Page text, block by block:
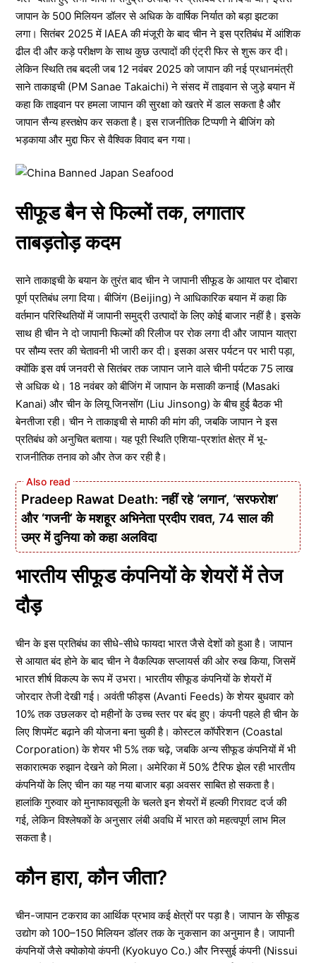
जापान के 500 मिलियन डॉलर से अधिक के वार्षिक निर्यात को बड़ा झटका
लगा। सितंबर 2025 में IAEA की मंजूरी के बाद चीन ने इस प्रतिबंध में आंशिक
ढील दी और कड़े परीक्षण के साथ कुछ उत्पादों की एंट्री फिर से शुरू कर दी।
लेकिन स्थिति तब बदली जब 12 नवंबर 2025 को जापान की नई प्रधानमंत्री
साने ताकाइची (PM Sanae Takaichi) ने संसद में ताइवान से जुड़े बयान में
कहा कि ताइवान पर हमला जापान की सुरक्षा को खतरे में डाल सकता है और
जापान सैन्य हस्तक्षेप कर सकता है। इस राजनीतिक टिप्पणी ने बीजिंग को
भड़काया और मुद्दा फिर से वैश्विक विवाद बन गया।
सीफूड बैन से फिल्मों तक, लगातार
ताबड़तोड़ कदम
साने ताकाइची के बयान के तुरंत बाद चीन ने जापानी सीफूड के आयात पर दोबारा
पूर्ण प्रतिबंध लगा दिया। बीजिंग (Beijing) ने आधिकारिक बयान में कहा कि
वर्तमान परिस्थितियों में जापानी समुद्री उत्पादों के लिए कोई बाजार नहीं है। इसके
साथ ही चीन ने दो जापानी फिल्मों की रिलीज पर रोक लगा दी और जापान यात्रा
पर सौम्य स्तर की चेतावनी भी जारी कर दी। इसका असर पर्यटन पर भारी पड़ा,
क्योंकि इस वर्ष जनवरी से सितंबर तक जापान जाने वाले चीनी पर्यटक 75 लाख
से अधिक थे। 18 नवंबर को बीजिंग में जापान के मसाकी कनाई (Masaki
Kanai) और चीन के लियू जिनसोंग (Liu Jinsong) के बीच हुई बैठक भी
बेनतीजा रही। चीन ने ताकाइची से माफी की मांग की, जबकि जापान ने इस
प्रतिबंध को अनुचित बताया। यह पूरी स्थिति एशिया-प्रशांत क्षेत्र में भू-
राजनीतिक तनाव को और तेज कर रही है।
Pradeep Rawat Death: नहीं रहे ‘लगान’, ‘सरफरोश’
और ‘गजनी’ के मशहूर अभिनेता प्रदीप रावत, 74 साल की
उम्र में दुनिया को कहा अलविदा
भारतीय सीफूड कंपनियों के शेयरों में तेज
दौड़
चीन के इस प्रतिबंध का सीधे-सीधे फायदा भारत जैसे देशों को हुआ है। जापान
से आयात बंद होने के बाद चीन ने वैकल्पिक सप्लायर्स की ओर रुख किया, जिसमें
भारत शीर्ष विकल्प के रूप में उभरा। भारतीय सीफूड कंपनियों के शेयरों में
जोरदार तेजी देखी गई। अवंती फीड्स (Avanti Feeds) के शेयर बुधवार को
10% तक उछलकर दो महीनों के उच्च स्तर पर बंद हुए। कंपनी पहले ही चीन के
लिए शिपमेंट बढ़ाने की योजना बना चुकी है। कोस्टल कॉर्पोरेशन (Coastal
Corporation) के शेयर भी 5% तक चढ़े, जबकि अन्य सीफूड कंपनियों में भी
सकारात्मक रुझान देखने को मिला। अमेरिका में 50% टैरिफ झेल रही भारतीय
कंपनियों के लिए चीन का यह नया बाजार बड़ा अवसर साबित हो सकता है।
हालांकि गुरुवार को मुनाफावसूली के चलते इन शेयरों में हल्की गिरावट दर्ज की
गई, लेकिन विश्लेषकों के अनुसार लंबी अवधि में भारत को महत्वपूर्ण लाभ मिल
सकता है।
कौन हारा, कौन जीता?
चीन-जापान टकराव का आर्थिक प्रभाव कई क्षेत्रों पर पड़ा है। जापान के सीफूड
उद्योग को 100–150 मिलियन डॉलर तक के नुकसान का अनुमान है। जापानी
कंपनियों जैसे क्योकोयो कंपनी (Kyokuyo Co.) और निस्सुई कंपनी (Nissui